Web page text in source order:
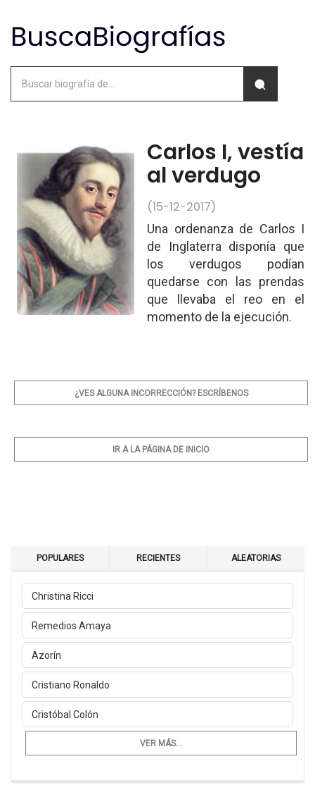
Carlos I, vestía
al verdugo
(15-12-2017)
Una ordenanza de Carlos I
de Inglaterra disponía que
los verdugos podían
quedarse con las prendas
que llevaba el reo en el
momento de la ejecución.
¿VES ALGUNA INCORRECCIÓN? ESCRÍBENOS
IR A LA PÁGINA DE INICIO
POPULARES RECIENTES ALEATORIAS
Christina Ricci
Remedios Amaya
Azorín
Cristiano Ronaldo
Cristóbal Colón
VER MÁS...